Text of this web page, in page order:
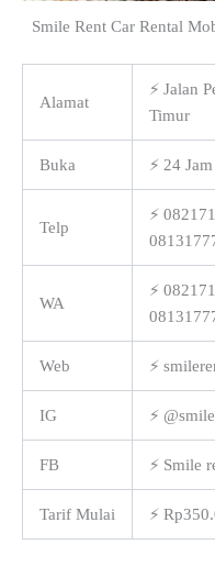
Smile Rent Car Rental
Alamat
⚡ Jalan
Timur
Buka ⚡ 24 Jam
Telp
⚡
WA
⚡
Web ⚡
IG ⚡
FB ⚡ Smile
Tarif Mulai ⚡